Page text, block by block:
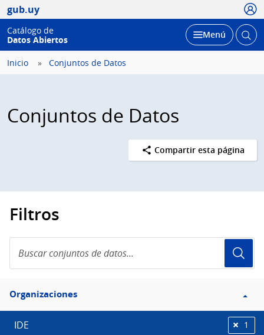
gub.uy
Catálogo de
Datos Abiertos
Desplegar
Menú Abrir
Inicio Conjuntos de Datos
Conjuntos de Datos
Compartir esta página
Filtros
conjuntos
de
Filtro
Organizaciones
Organizaciones
IDE 1